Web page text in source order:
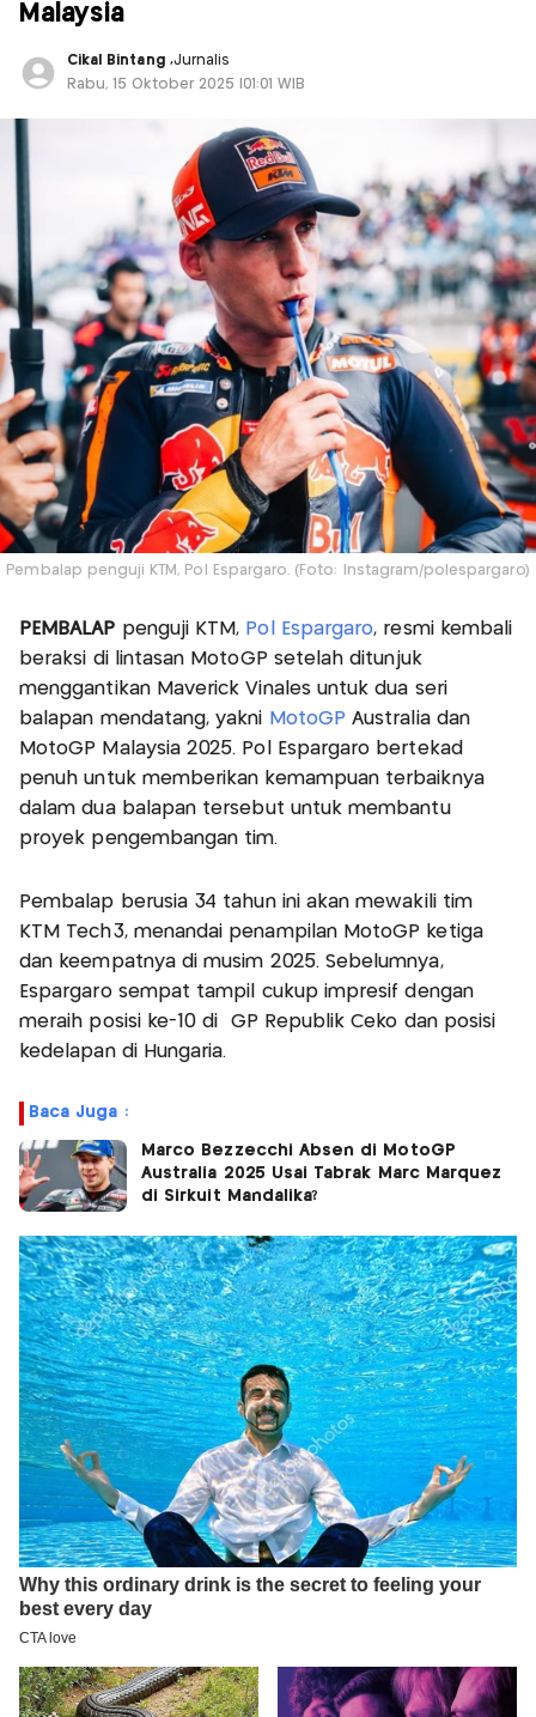
Malaysia
Cikal Bintang ,Jurnalis
Rabu, 15 Oktober 2025 |01:01 WIB
Pembalap penguji KTM, Pol Espargaro. (Foto: Instagram/polespargaro)
PEMBALAP penguji KTM, Pol Espargaro, resmi kembali
beraksi di lintasan MotoGP setelah ditunjuk
menggantikan Maverick Vinales untuk dua seri
balapan mendatang, yakni MotoGPAustralia dan
MotoGP Malaysia 2025. Pol Espargaro bertekad
penuh untuk memberikan kemampuan terbaiknya
dalam dua balapan tersebut untuk membantu
proyek pengembangan tim.
Pembalap berusia 34 tahun ini akan mewakili tim
KTM Tech3, menandai penampilan MotoGP ketiga
dan keempatnya di musim 2025. Sebelumnya,
Espargaro sempat tampil cukup impresif dengan
meraih posisi ke-10 di GP Republik Ceko dan posisi
kedelapan di Hungaria.
Baca Juga :
Marco Bezzecchi Absen di MotoGP
Australia 2025 Usai Tabrak Marc Marquez
di Sirkuit Mandalika?